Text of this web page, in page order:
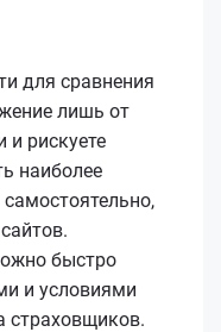
для сравнения
лишь от
и рискуете
наиболее
быстро
и условиями
страховщиков.